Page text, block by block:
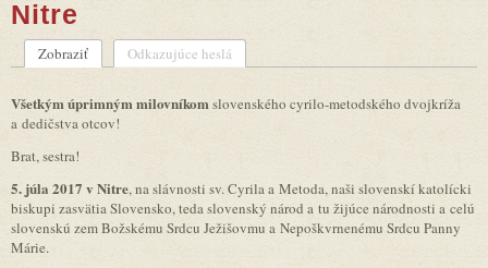
Nitre
Zobraziť (aktívna karta)
Odkazujúce heslá
Všetkým úprimným milovníkom slovenského cyrilo-metodského dvojkríža
a dedičstva otcov!
Brat, sestra!
5. júla 2017 v Nitre, na slávnosti sv. Cyrila a Metoda, naši slovenskí katolícki
biskupi zasvätia Slovensko, teda slovenský národ a tu žijúce národnosti a celú
slovenskú zem Božskému Srdcu Ježišovmu a Nepoškvrnenému Srdcu Panny
Márie.